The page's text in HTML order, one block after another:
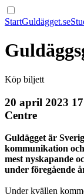
StartGuldägget.se
Köp biljett
20 april 2023
Centre
Guldägget är
kommunikation
mest nyskapande
under föregående
Under kvällen